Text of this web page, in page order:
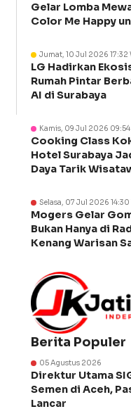
Gelar Lomba
Color Me Happy
Jumat, 10 Jul 2026 17:32
LG Hadirkan
Rumah Pintar
AI di Surabaya
Kamis, 09 Jul 2026 09:54
Cooking Class
Hotel Surabaya
Daya Tarik
Selasa, 07 Jul 2026 14:30
Mogers Gelar
Bukan Hanya di
Kenang Warisan
Berita Populer
05 Agustus 2026
Direktur Utama
Semen di Aceh,
Lancar